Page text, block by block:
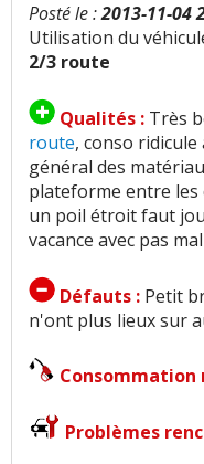
Posté le :2013-11-04
Utilisation du
2/3 route
Qualités : Très
route, conso ridicule
général des
plateforme entre les
un poil étroit faut
vacance avec pas
Défauts : Petit
n'ont plus lieux sur
Consommation
Problèmes